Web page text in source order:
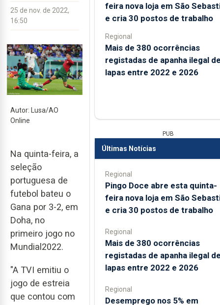
25 de nov. de 2022,
16:50
Autor: Lusa/AO
Online
Na quinta-feira, a
seleção
portuguesa de
futebol bateu o
Gana por 3-2, em
Doha, no
primeiro jogo no
Mundial2022.
"A TVI emitiu o
jogo de estreia
que contou com
feira nova loja em São
e cria 30 postos de trabalho
Regional
Mais de 380 ocorrências
registadas de apanha ilegal
lapas entre 2022 e 2026
PUB
Últimas Notícias
Regional
Pingo Doce abre esta quinta-
feira nova loja em São
e cria 30 postos de trabalho
Regional
Mais de 380 ocorrências
registadas de apanha ilegal
lapas entre 2022 e 2026
Regional
Desemprego nos 5% em